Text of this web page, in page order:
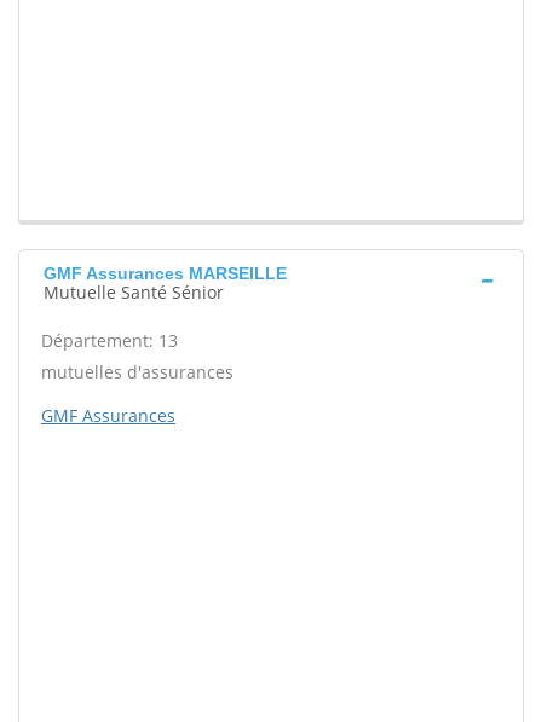
GMF Assurances MARSEILLE
Mutuelle Santé Sénior
Département: 13
mutuelles d'assurances
GMF Assurances